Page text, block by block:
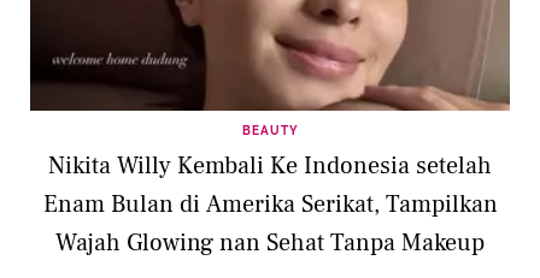
BEAUTY
Nikita Willy Kembali Ke Indonesia setelah
Enam Bulan di Amerika Serikat, Tampilkan
Wajah Glowing nan Sehat Tanpa Makeup